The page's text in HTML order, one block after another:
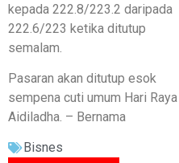
kepada 222.8/223.2 daripada
222.6/223 ketika ditutup
semalam.
Pasaran akan ditutup esok
sempena cuti umum Hari Raya
Aidiladha. – Bernama
Bisnes